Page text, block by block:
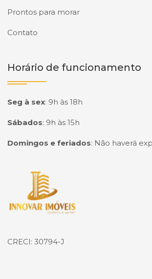
Prontos para morar
Contato
Horário de funcionamento
Seg à sex: 9h às 18h
Sábados: 9h às 15h
Domingos e feriados: Não haverá
Página inicial
CRECI: 30794-J